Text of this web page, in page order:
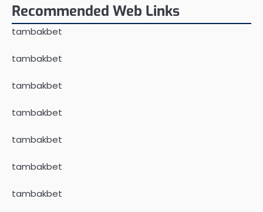
Recommended Web Links
tambakbet
tambakbet
tambakbet
tambakbet
tambakbet
tambakbet
tambakbet